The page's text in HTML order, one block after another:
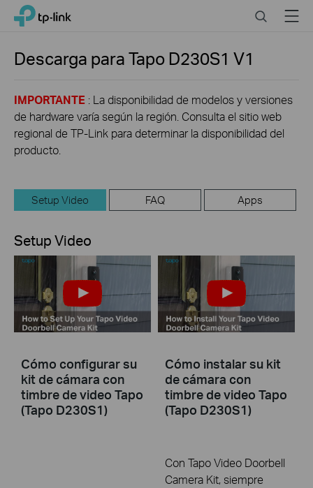
Click
navigation
TP-Link, Reliably Smart SearchMenu
Descarga paraTapo D230S1 V1
IMPORTANTE : La disponibilidad de modelos y versiones
de hardware varía según la región. Consulta el sitio web
regional de TP-Link para determinar la disponibilidad del
producto.
Setup Video FAQ Apps
Setup Video
Cómo configurar su
kit de cámara con
timbre de video Tapo
(Tapo D230S1)
Cómo instalar su kit
de cámara con
timbre de video Tapo
(Tapo D230S1)
Con Tapo Video Doorbell
Camera Kit, siempre